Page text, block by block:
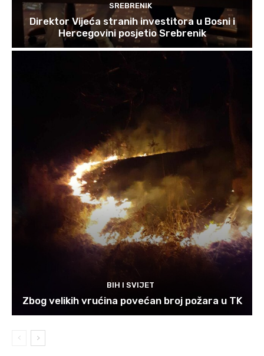
SREBRENIK
Direktor Vijeća stranih investitora u Bosni i
Hercegovini posjetio Srebrenik
BIH I SVIJET
Zbog velikih vrućina povećan broj požara u TK